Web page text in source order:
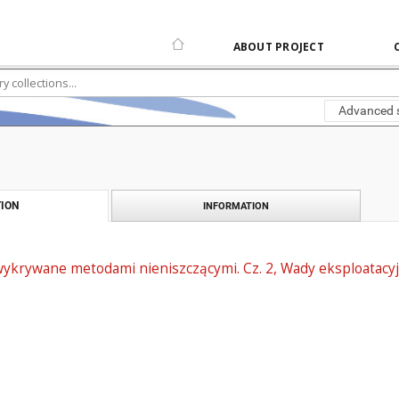
ABOUT PROJECT
Advanced
INFORMATION
metodami nieniszczącymi. Cz. 2, Wady